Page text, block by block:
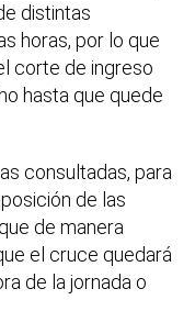
distintas
horas, por lo que
corte de ingreso
hasta que quede
consultadas, para
de las
de manera
el cruce quedará
de la jornada o